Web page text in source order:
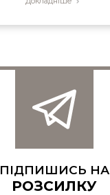
ПІДПИШИСЬ НА
РОЗСИЛКУ